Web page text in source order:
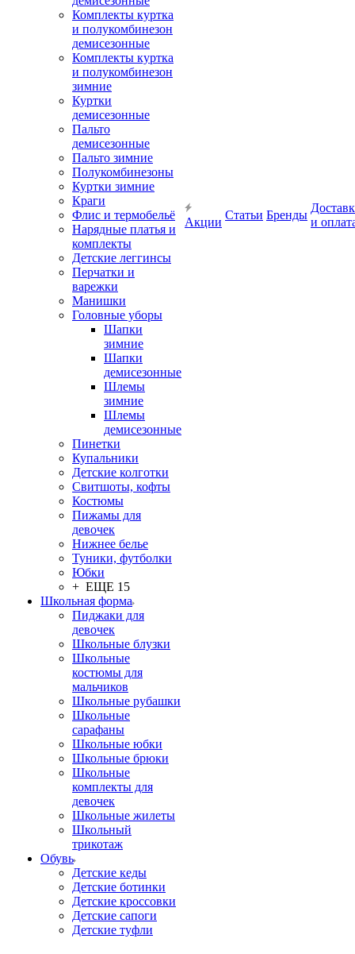
Комплекты куртка
и полукомбинезон
демисезонные
Комплекты куртка
и полукомбинезон
зимние
Куртки
демисезонные
Пальто
демисезонные
Пальто зимние
Полукомбинезоны
Куртки зимние
Краги
Флис и термобельё
Нарядные платья и
комплекты
Детские леггинсы
Перчатки и
варежки
Манишки
Головные уборы
Шапки
зимние
Шапки
демисезонные
Шлемы
зимние
Шлемы
демисезонные
Пинетки
Купальники
Детские колготки
Свитшоты, кофты
Костюмы
Пижамы для
девочек
Нижнее белье
Туники, футболки
Юбки
+ ЕЩЕ 15
Школьная форма
Пиджаки для
девочек
Школьные блузки
Школьные
костюмы для
мальчиков
Школьные рубашки
Школьные
сарафаны
Школьные юбки
Школьные брюки
Школьные
комплекты для
девочек
Школьные жилеты
Школьный
трикотаж
Обувь
Детские кеды
Детские ботинки
Детские кроссовки
Детские сапоги
Детские туфли
Акции
Статьи Бренды
и